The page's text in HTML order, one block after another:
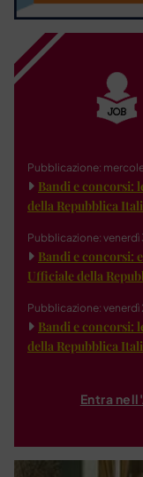
Pubblicazione:
Bandi e concorsi:
della Repubblica
Pubblicazione: venerdì
Bandi e concorsi:
Ufficiale della
Pubblicazione:
Bandi e concorsi:
della Repubblica
Entra